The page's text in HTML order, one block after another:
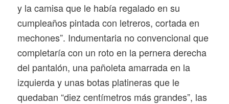
y la camisa que le había regalado en su
cumpleaños pintada con letreros, cortada en
mechones”. Indumentaria no convencional que
completaría con un roto en la pernera derecha
del pantalón, una pañoleta amarrada en la
izquierda y unas botas platineras que le
quedaban “diez centímetros más grandes”, las